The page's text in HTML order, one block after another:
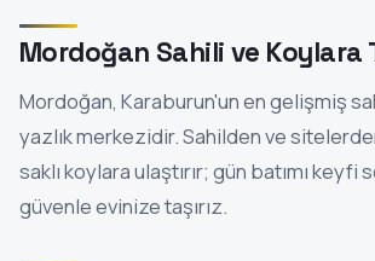
Mordoğan Sahili ve Koylara
Mordoğan, Karaburun'un en gelişmiş
yazlık merkezidir. Sahilden ve
saklı koylara ulaştırır; gün batımı keyfi
güvenle evinize taşırız.